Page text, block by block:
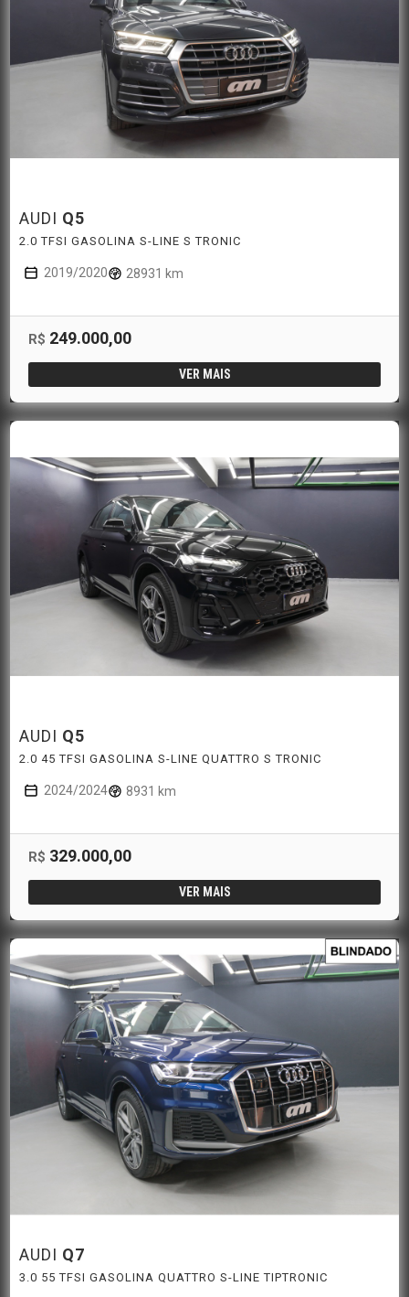
AUDI Q5
2.0 TFSI GASOLINA S-LINE S TRONIC
2019/2020 28931 km
R$ 249.000,00
VER MAIS
AUDI Q5
2.0 45 TFSI GASOLINA S-LINE QUATTRO S TRONIC
2024/2024 8931 km
R$ 329.000,00
VER MAIS
AUDI Q7
3.0 55 TFSI GASOLINA QUATTRO S-LINE TIPTRONIC